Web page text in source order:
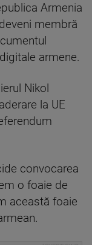
Armenia
membră
armene.
Nikol
la UE
convocarea
o foaie de
această foaie